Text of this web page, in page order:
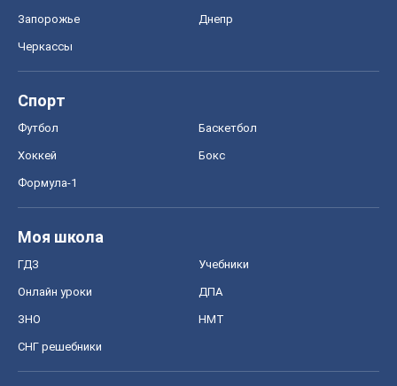
Запорожье Днепр
Черкассы
Спорт
Футбол Баскетбол
Хоккей Бокс
Формула-1
Моя школа
ГДЗ Учебники
Онлайн уроки ДПА
ЗНО НМТ
СНГ решебники